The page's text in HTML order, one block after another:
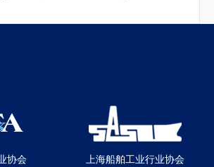
协会 上海船舶工业行业协会